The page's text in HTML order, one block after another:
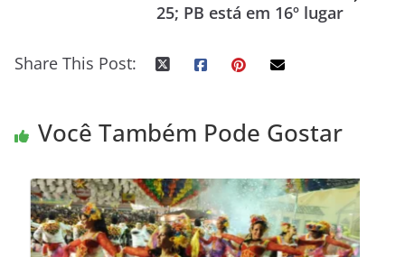
25; PB está em 16º lugar
Share This Post:
Você Também Pode Gostar